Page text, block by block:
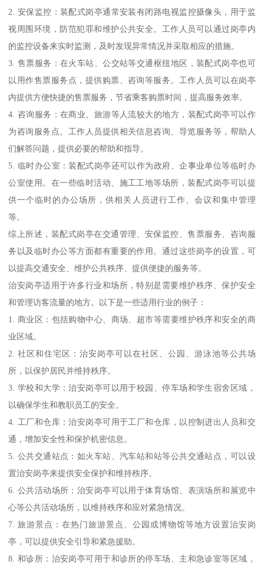
2. 安保监控：装配式岗亭通常安装有闭路电视监控摄像头，用于监
视周围环境，防范犯罪和维护公共安全。工作人员可以通过岗亭内
的监控设备来实时监测，及时发现异常情况并采取相应的措施。
3. 售票服务：在火车站、公交站等交通枢纽地区，装配式岗亭也可
以用作售票服务点，提供购票、咨询等服务。工作人员可以在岗亭
内提供方便快捷的售票服务，节省乘客购票时间，提高服务效率。
4. 咨询服务：在商业、旅游等人流较大的地方，装配式岗亭可以作
为咨询服务点。工作人员提供相关信息咨询、导览服务等，帮助人
们解答问题，提供必要的帮助和指导。
5. 临时办公室：装配式岗亭还可以作为政府、企事业单位等临时办
公室使用。在一些临时活动、施工工地等场所，装配式岗亭可以提
供一个临时的办公场所，供相关人员进行工作、会议和集中管理
等。
综上所述，装配式岗亭在交通管理、安保监控、售票服务、咨询服
务以及临时办公等方面都有重要的作用。通过这些岗亭的设置，可
以提高交通安全、维护公共秩序、提供便捷的服务等。
治安岗亭适用于许多行业和场所，特别是需要维护秩序、保护安全
和管理访客流量的地方。以下是一些适用行业的例子：
1. 商业区：包括购物中心、商场、超市等需要维护秩序和安全的商
业区域。
2. 社区和住宅区：治安岗亭可以在社区、公园、游泳池等公共场
所，以保护居民并维持秩序。
3. 学校和大学：治安岗亭可以用于校园、停车场和学生宿舍区域，
以确保学生和教职员工的安全。
4. 工厂和仓库：治安岗亭可用于工厂和仓库，以控制进出人员和交
通，增加安全性和保护机密信息。
5. 公共交通站点：如火车站、汽车站和站等公共交通站点，可以设
置治安岗亭来提供安全保护和维持秩序。
6. 公共活动场所：治安岗亭可以用于体育场馆、表演场所和展览中
心等公共活动场所，以维持秩序和应对紧急情况。
7. 旅游景点：在热门旅游景点、公园或博物馆等地方设置治安岗
亭，可以提供安全引导和紧急援助。
8. 和诊所：治安岗亭可用于和诊所的停车场、主和急诊室等区域，